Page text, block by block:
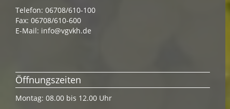
Telefon: 06708/610-100
Fax: 06708/610-600
E-Mail: info@vgvkh.de
Öffnungszeiten
Montag: 08.00 bis 12.00 Uhr